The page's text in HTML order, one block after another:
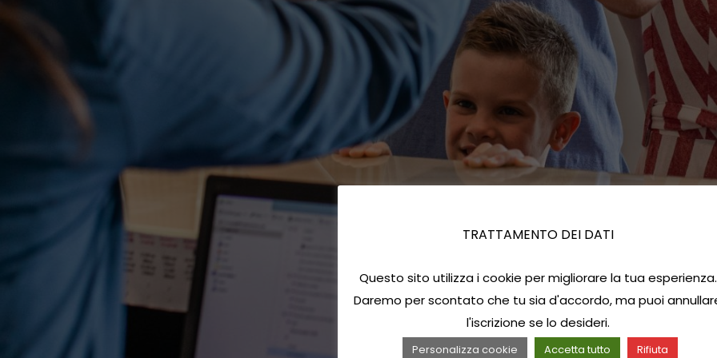
TRATTAMENTO DEI DATI
Questo sito utilizza i cookie per migliorare la tua esperienza.
Daremo per scontato che tu sia d'accordo, ma puoi
l'iscrizione se lo desideri.
Personalizza cookie Accetta tutto Rifiuta